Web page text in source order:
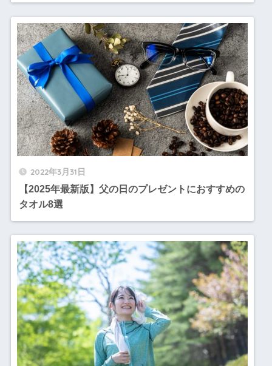
2022年3月31日
【2025年最新版】父の日のプレゼントにおすすめの
タオル8選